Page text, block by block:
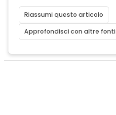
Riassumi questo articolo
Approfondisci con altre fonti